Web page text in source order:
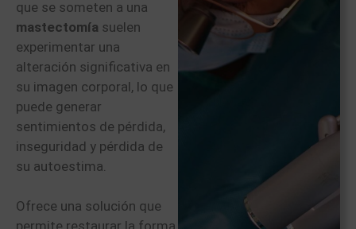
que se someten a una
mastectomía suelen
experimentar una
alteración significativa en
su imagen corporal, lo que
puede generar
sentimientos de pérdida,
inseguridad y pérdida de
su autoestima.
Ofrece una solución que